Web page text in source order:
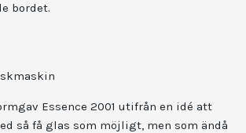
bordet.
Essence 2001 utifrån en idé att
så få glas som möjligt, men som ändå